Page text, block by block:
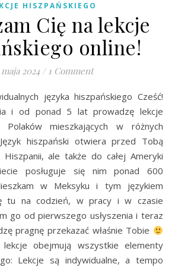
HISZPAŃSKIEGO
Cię na lekcje
online!
maja 2024 / 1 Comment
i od ponad 5 lat prowadzę lekcje
Polaków mieszkających w różnych
hiszpański otwiera przed Tobą
ale także do całej Ameryki
posługuje się nim ponad 600
w Meksyku i tym językiem
tu na codzień, w pracy i w czasie
go od pierwszego usłyszenia i teraz
pragnę przekazać właśnie Tobie
obejmują wszystkie elementy
Lekcje są indywidualne, a tempo